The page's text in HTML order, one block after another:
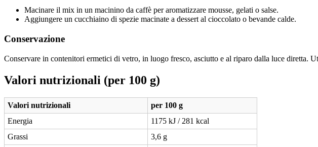
Macinare il mix in un macinino da caffè per aromatizzare mousse, gelati o salse.
Aggiungere un cucchiaino di spezie macinate a dessert al cioccolato o bevande calde.
Conservazione
Conservare in contenitori ermetici di vetro, in luogo fresco, asciutto e al riparo dalla luce diretta.
Valori nutrizionali (per 100 g)
Valori nutrizionali
per 100 g
Energia
1175 kJ / 281 kcal
Grassi
3,6 g